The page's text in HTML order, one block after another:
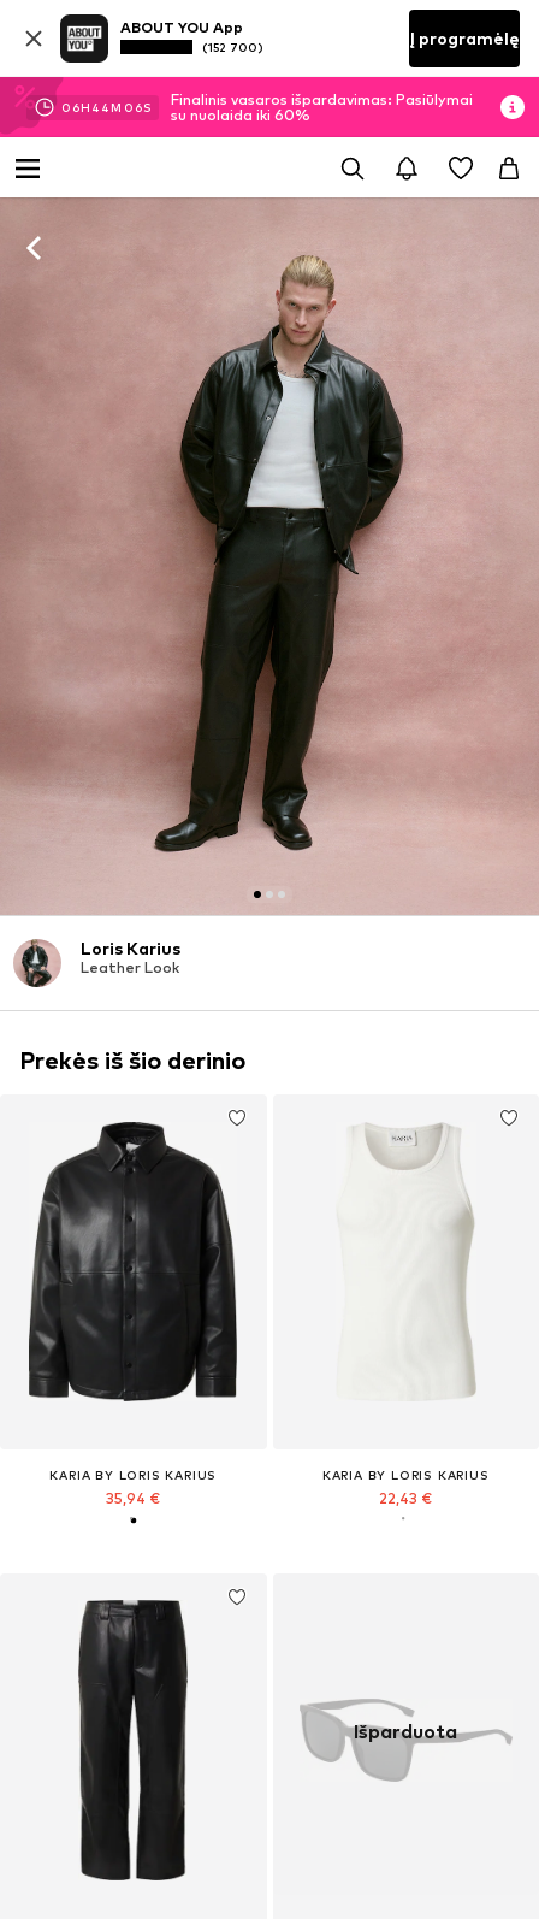
ABOUT YOU App
(152 700) Į programėlę
06H 44M 05S
Finalinis vasaros išpardavimas: Pasiūlymai
su nuolaida iki 60%
Loris Karius
Leather Look
Prekės iš šio derinio
KARIA BY LORIS KARIUS
35,94 €
KARIA BY LORIS KARIUS
22,43 €
Išparduota